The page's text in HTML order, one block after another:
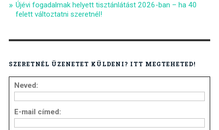
Újévi fogadalmak helyett tisztánlátást 2026-ban – ha 40
felett változtatni szeretnél!
SZERETNÉL ÜZENETET KÜLDENI? ITT MEGTEHETED!
Neved:
E-mail címed: